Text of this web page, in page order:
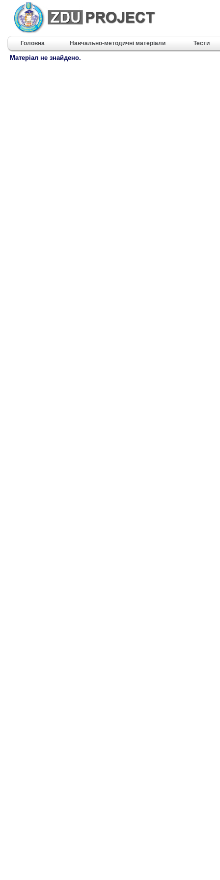
Головна Навчально-методичні матеріали Тести
Матеріал не знайдено.